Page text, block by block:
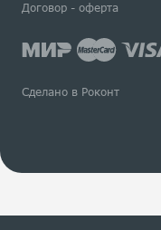
Договор - оферта
Сделано в Роконт